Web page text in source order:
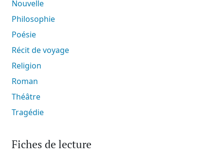
Nouvelle
Philosophie
Poésie
Récit de voyage
Religion
Roman
Théâtre
Tragédie
Fiches de lecture